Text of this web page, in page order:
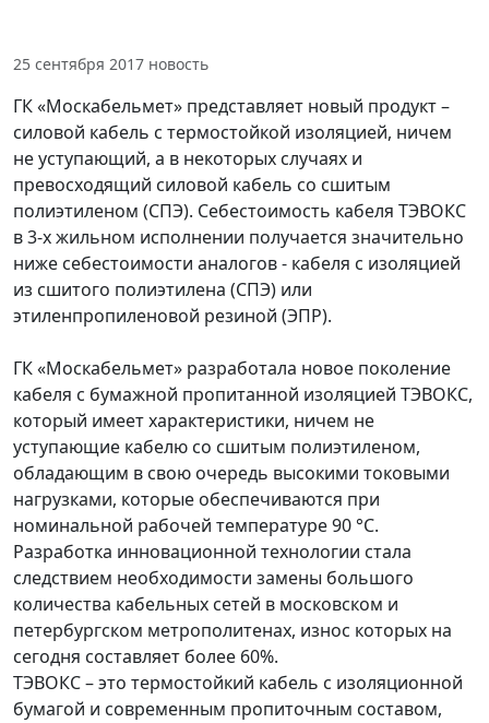
25 сентября 2017 новость
ГК «Москабельмет» представляет новый продукт –
силовой кабель с термостойкой изоляцией, ничем
не уступающий, а в некоторых случаях и
превосходящий силовой кабель со сшитым
полиэтиленом (СПЭ). Себестоимость кабеля ТЭВОКС
в 3-х жильном исполнении получается значительно
ниже себестоимости аналогов - кабеля с изоляцией
из сшитого полиэтилена (СПЭ) или
этиленпропиленовой резиной (ЭПР).
ГК «Москабельмет» разработала новое поколение
кабеля с бумажной пропитанной изоляцией ТЭВОКС,
который имеет характеристики, ничем не
уступающие кабелю со сшитым полиэтиленом,
обладающим в свою очередь высокими токовыми
нагрузками, которые обеспечиваются при
номинальной рабочей температуре 90 °С.
Разработка инновационной технологии стала
следствием необходимости замены большого
количества кабельных сетей в московском и
петербургском метрополитенах, износ которых на
сегодня составляет более 60%.
ТЭВОКС – это термостойкий кабель с изоляционной
бумагой и современным пропиточным составом,